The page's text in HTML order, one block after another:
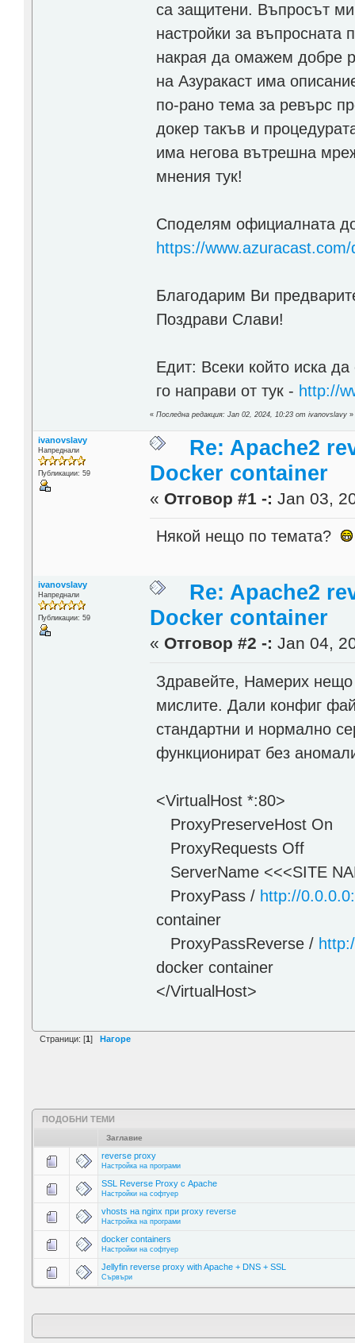
са защитени. Въпросът
настройки за въпросната
накрая да омажем добре
на Азуракаст има
по-рано тема за ревърс
докер такъв и
има негова вътрешна
мнения тук!
Споделям официалната
https://
Благодарим Ви
Поздрави Слави!
Едит: Всеки който иска
го направи от тук - http://
«Последна редакция: Jan 02, 2024, 10:23 от ivanovslavy »
ivanovslavy
Напреднали
Публикации: 59
Re: Apache2
Docker container
« Отговор #1 -: Jan 03,
Някой нещо по темата?
ivanovslavy
Напреднали
Публикации: 59
Re: Apache2
Docker container
« Отговор #2 -: Jan 04,
Здравейте, Намерих нещо
мислите. Дали конфиг
стандартни и нормално
функционират без
<VirtualHost *:80>
ProxyPreserveHost On
ProxyRequests Off
ServerName <<<SITE
ProxyPass / http://
container
ProxyPassReverse /
docker container
</VirtualHost>
Страници: [1] Нагоре
ПОДОБНИ ТЕМИ
Заглавие
reverse proxy
Настройка на програми
SSL Reverse Proxy с Apache
Настройки на софтуер
vhosts на nginx при proxy reverse
Настройка на програми
docker containers
Настройки на софтуер
Jellyfin reverse proxy with Apache + DNS + SSL
Сървъри